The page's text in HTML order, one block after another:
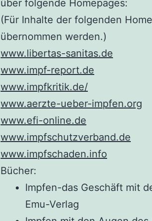
über folgende Homepages:
(Für Inhalte der folgenden
übernommen werden.)
www.libertas-sanitas.de
www.impf-report.de
www.impfkritik.de/
www.aerzte-ueber-impfen.org
www.efi-online.de
www.impfschutzverband.de
www.impfschaden.info
Bücher:
Impfen-das Geschäft mit
Emu-Verlag